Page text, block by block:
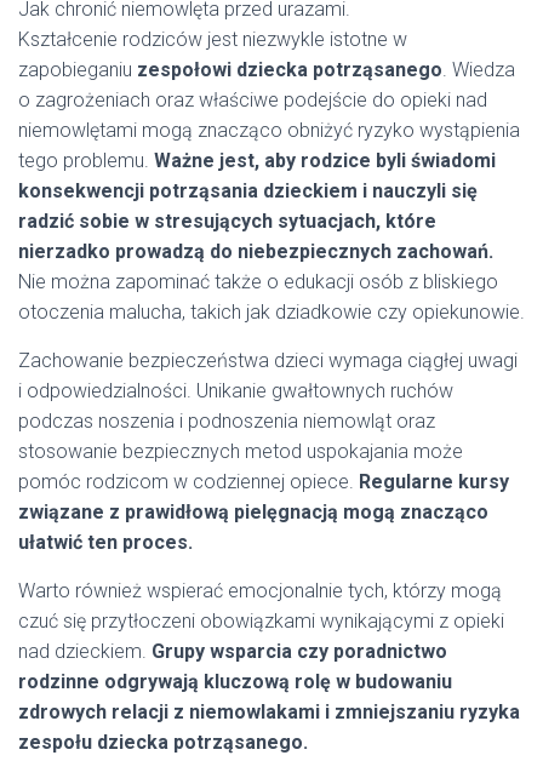
Jak chronić niemowlęta przed urazami.
Kształcenie rodziców jest niezwykle istotne w
zapobieganiu zespołowi dziecka potrząsanego. Wiedza
o zagrożeniach oraz właściwe podejście do opieki nad
niemowlętami mogą znacząco obniżyć ryzyko wystąpienia
tego problemu. Ważne jest, aby rodzice byli świadomi
konsekwencji potrząsania dzieckiem i nauczyli się
radzić sobie w stresujących sytuacjach, które
nierzadko prowadzą do niebezpiecznych zachowań.
Nie można zapominać także o edukacji osób z bliskiego
otoczenia malucha, takich jak dziadkowie czy opiekunowie.
Zachowanie bezpieczeństwa dzieci wymaga ciągłej uwagi
i odpowiedzialności. Unikanie gwałtownych ruchów
podczas noszenia i podnoszenia niemowląt oraz
stosowanie bezpiecznych metod uspokajania może
pomóc rodzicom w codziennej opiece. Regularne kursy
związane z prawidłową pielęgnacją mogą znacząco
ułatwić ten proces.
Warto również wspierać emocjonalnie tych, którzy mogą
czuć się przytłoczeni obowiązkami wynikającymi z opieki
nad dzieckiem. Grupy wsparcia czy poradnictwo
rodzinne odgrywają kluczową rolę w budowaniu
zdrowych relacji z niemowlakami i zmniejszaniu ryzyka
zespołu dziecka potrząsanego.